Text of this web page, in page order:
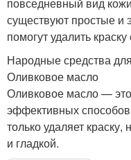
повседневный вид
существуют простые
помогут удалить
Народные средства
Оливковое масло
Оливковое масло —
эффективных
только удаляет
и гладкой.